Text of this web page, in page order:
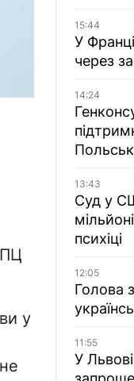
у
15:44
У
через
14:24
13:43
Суд у
психіці
12:05
Голова
11:55
У